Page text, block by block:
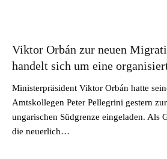
Viktor Orbán zur neuen
handelt sich um eine
Ministerpräsident Viktor Orbán hatte
Amtskollegen Peter Pellegrini gestern
ungarischen Südgrenze eingeladen. Als
die neuerlich…